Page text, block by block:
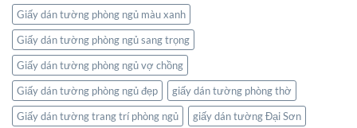
Giấy dán tường phòng ngủ màu xanh
Giấy dán tường phòng ngủ sang trọng
Giấy dán tường phòng ngủ vợ chồng
Giấy dán tường phòng ngủ đẹp
giấy dán tường phòng thờ
Giấy dán tường trang trí phòng ngủ
giấy dán tường Đại Sơn